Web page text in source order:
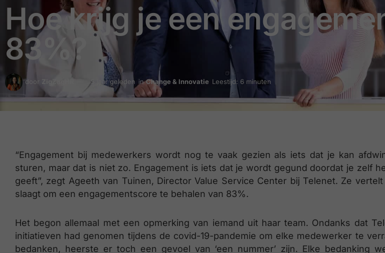
Hoe krijg je een
83%?
door 5 jaar geleden in Change & Innovatie Leestijd: 6 minuten
“Engagement bij medewerkers wordt nog te vaak gezien als iets dat je kan
sturen, maar dat is niet zo. Engagement is iets dat je wordt gegund doordat je zelf
geeft”, zegt Ageeth van Tuinen, Director Value Service Center bij Telenet. Ze
slaagt om een engagementscore te behalen van 83%.
Het begon allemaal met een opmerking van iemand uit haar team. Ondanks dat
initiatieven had genomen tijdens de covid-19-pandemie om elke medewerker te
bedanken, heerste er toch een gevoel van ‘een nummer’ zijn. Elke bedanking